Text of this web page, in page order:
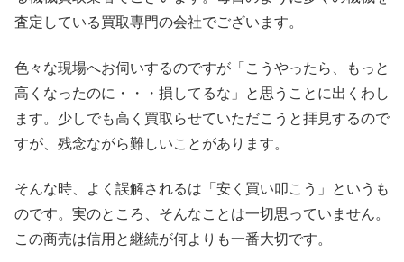
査定している買取専門の会社でございます。
色々な現場へお伺いするのですが「こうやったら、もっと
高くなったのに・・・損してるな」と思うことに出くわし
ます。少しでも高く買取らせていただこうと拝見するので
すが、残念ながら難しいことがあります。
そんな時、よく誤解されるは「安く買い叩こう」というも
のです。実のところ、そんなことは一切思っていません。
この商売は信用と継続が何よりも一番大切です。